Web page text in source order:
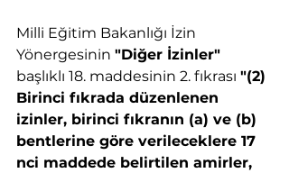
Milli Eğitim Bakanlığı İzin
Yönergesinin "Diğer İzinler"
başlıklı 18. maddesinin 2. fıkrası "(2)
Birinci fıkrada düzenlenen
izinler, birinci fıkranın (a) ve (b)
bentlerine göre verileceklere 17
nci maddede belirtilen amirler,